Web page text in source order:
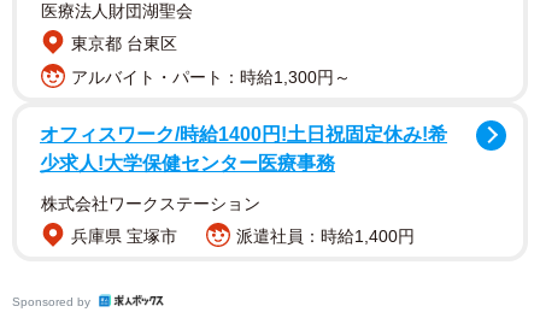
医療法人財団湖聖会
東京都 台東区
アルバイト・パート：時給1,300円～
オフィスワーク/時給1400円!土日祝固定休み!希
少求人!大学保健センター医療事務
株式会社ワークステーション
兵庫県 宝塚市
派遣社員：時給1,400円
Sponsored by